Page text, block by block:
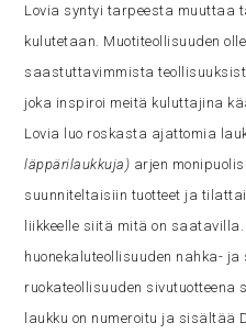
Lovia syntyi tarpeesta muuttaa
kulutetaan. Muotiteollisuuden
saastuttavimmista
joka inspiroi meitä kuluttajina
Lovia luo roskasta ajattomia
läppärilaukkuja) arjen
suunniteltaisiin tuotteet ja
liikkeelle siitä mitä on
huonekaluteollisuuden nahka-
ruokateollisuuden sivutuotteena
laukku on numeroitu ja sisältää